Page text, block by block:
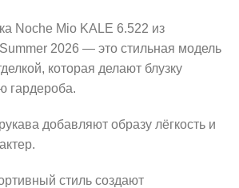
Noche Mio KALE 6.522 из
2026 — это стильная модель
которая делают блузку
гардероба.
добавляют образу лёгкость и
стиль создают